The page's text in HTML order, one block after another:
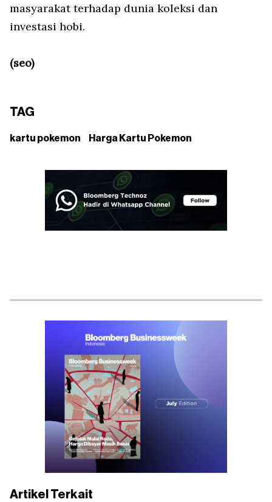
masyarakat terhadap dunia koleksi dan
investasi hobi.
(seo)
TAG
kartu pokemon Harga Kartu Pokemon
Artikel Terkait